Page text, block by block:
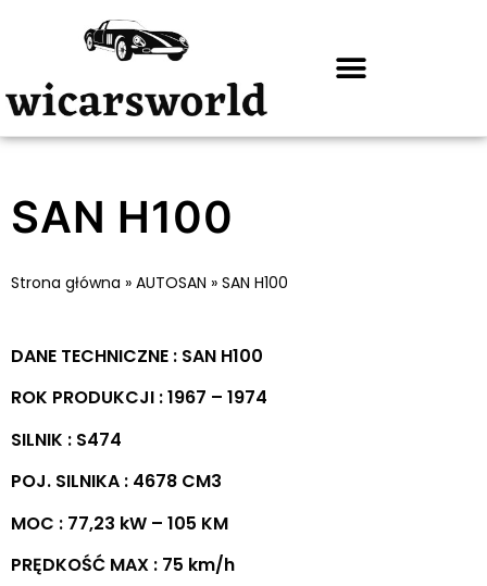
SAN H100
Strona główna » AUTOSAN » SAN H100
DANE TECHNICZNE : SAN H100
ROK PRODUKCJI : 1967 – 1974
SILNIK : S474
POJ. SILNIKA : 4678 CM3
MOC : 77,23 kW – 105 KM
PRĘDKOŚĆ MAX : 75 km/h